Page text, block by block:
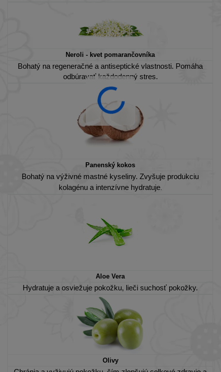
Neroli - kvet pomarančovníka
Bohatý na regeneračné a antiseptické vlastnosti. Pomáha
odbúravať každodenný stres.
Panenský kokos
Bohatý na výživné mastné kyseliny. Zvyšuje produkciu
kolagénu a intenzívne hydratuje.
Aloe Vera
Hydratuje a osviežuje pokožku, lieči suchosť pokožky.
Olivy